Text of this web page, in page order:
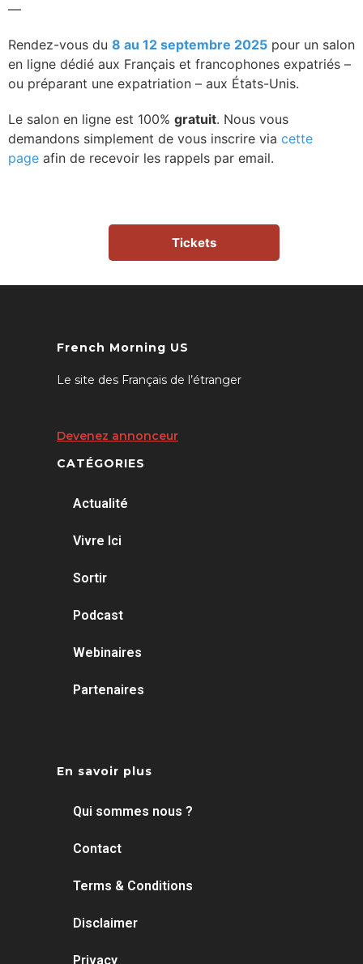
—
Rendez-vous du 8 au 12 septembre 2025 pour un salon
en ligne dédié aux Français et francophones expatriés –
ou préparant une expatriation – aux États-Unis.
Le salon en ligne est 100% gratuit. Nous vous
demandons simplement de vous inscrire via cette
page afin de recevoir les rappels par email.
Tickets
French Morning US
Le site des Français de l’étranger
Devenez annonceur
CATÉGORIES
Actualité
Vivre Ici
Sortir
Podcast
Webinaires
Partenaires
En savoir plus
Qui sommes nous ?
Contact
Terms & Conditions
Disclaimer
Privacy